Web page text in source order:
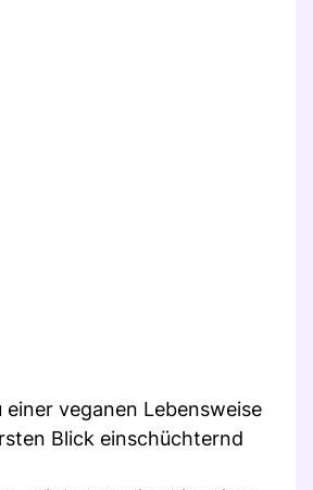
einer veganen Lebensweise
Blick einschüchternd